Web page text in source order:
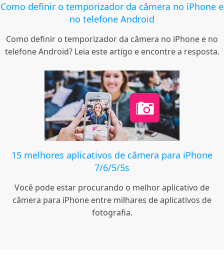
Como definir o temporizador da câmera no iPhone e
no telefone Android
Como definir o temporizador da câmera no iPhone e no
telefone Android? Leia este artigo e encontre a resposta.
15 melhores aplicativos de câmera para iPhone
7/6/5/5s
Você pode estar procurando o melhor aplicativo de
câmera para iPhone entre milhares de aplicativos de
fotografia.